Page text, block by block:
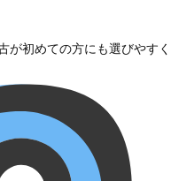
が初めての方にも選びやす